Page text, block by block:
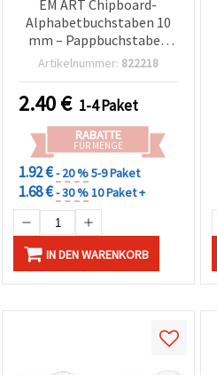
EM ART Chipboard-
Alphabetbuchstaben 10
mm – Pappbuchstaben
für Scrapbooking &
Artikelnummer: 822218
2.40€ 1-4 Paket
RABATTE
FÜR MENGE
1.92 €- 20 %5-9 Paket
1.68 €- 30 %10 Paket +
IN DEN WARENKORB